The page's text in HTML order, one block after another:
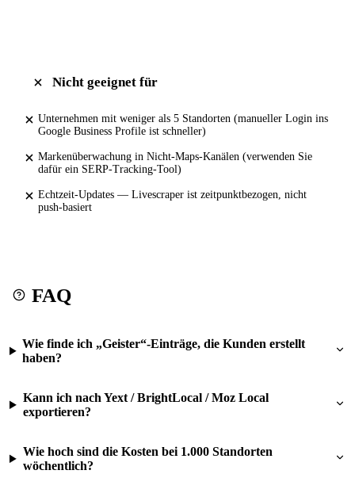
Nicht geeignet für
Unternehmen mit weniger als 5 Standorten (manueller Login ins
Google Business Profile ist schneller)
Markenüberwachung in Nicht-Maps-Kanälen (verwenden Sie
dafür ein SERP-Tracking-Tool)
Echtzeit-Updates — Livescraper ist zeitpunktbezogen, nicht
push-basiert
FAQ
Wie finde ich „Geister“-Einträge, die Kunden erstellt
haben?
Kann ich nach Yext / BrightLocal / Moz Local
exportieren?
Wie hoch sind die Kosten bei 1.000 Standorten
wöchentlich?